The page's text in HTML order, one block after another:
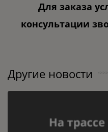
Для заказа
консультации
Другие новости